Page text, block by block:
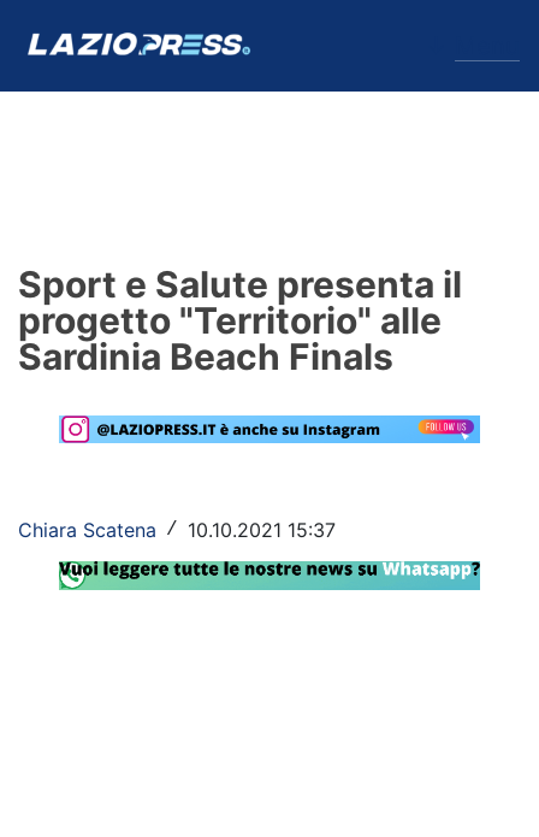
Formello
Infortuni
Primavera
Lazio Women
Rassegna Lazio
Sport e Salute presenta il
progetto "Territorio" alle
Sardinia Beach Finals
Chiara Scatena / 10.10.2021 15:37